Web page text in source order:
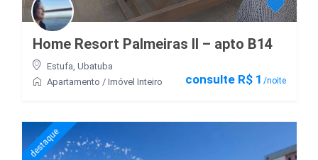
consulte R$ 1 /noite
Home Resort Palmeiras II – apto B14
Estufa Ubatuba
Apartamento / Imóvel Inteiro
destaque